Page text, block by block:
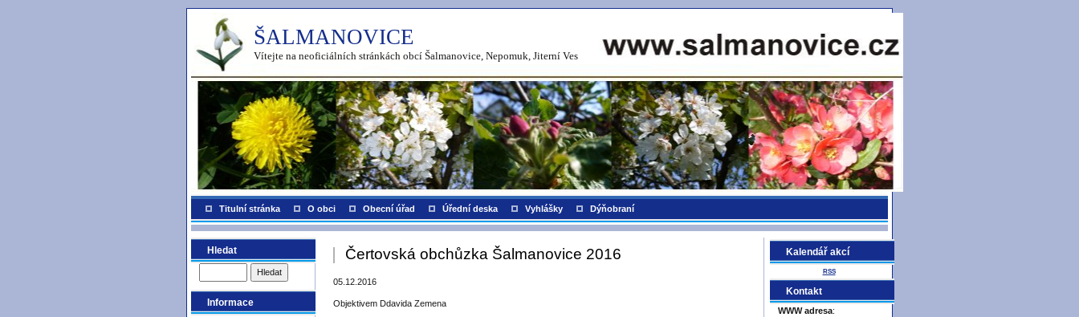
ŠALMANOVICE
Vítejte na neoficiálních stránkách obcí Šalmanovice, Nepomuk, Jiterní Ves
Titulní stránka O obci Obecní úřad Úřední deska Vyhlášky Dýňobraní
Hledat
Informace
Kalendář akcí
RSS
Kontakt
WWW adresa:
Čertovská obchůzka Šalmanovice 2016
05.12.2016
Objektivem Ddavida Zemena